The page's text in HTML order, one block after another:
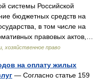
системы Российской
бюджетных средств на
в том числе на
правовых актов,…
хозяйственное право
на оплату жилых
— Согласно статье 159